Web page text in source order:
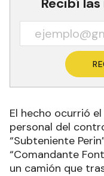
El hecho ocurrió
personal del
“Subteniente
“Comandante
un camión que